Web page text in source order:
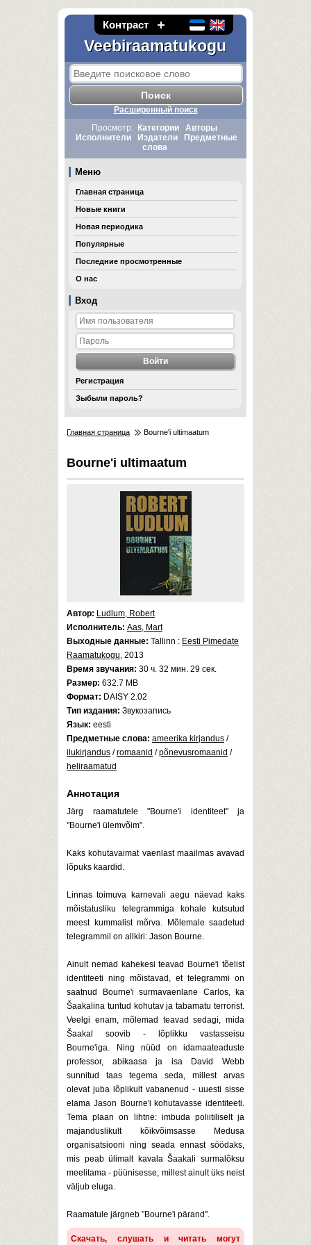
Контраст
Veebiraamatukogu
Вход
Регистрация
Зыбыли пароль?
Расширенный поиск
Просмотр:
Категории
Авторы
Исполнители
Издатели
Предметные
слова
Меню
Главная страница
Новые книги
Новая периодика
Популярные
Последние просмотренные
О нас
Главная страница Bourne'i ultimaatum
Bourne'i ultimaatum
Автор: Ludlum, Robert
Исполнитель: Aas, Mart
Выходные данные: Tallinn : Eesti Pimedate
Raamatukogu, 2013
Время звучания: 30 ч. 32 мин. 29 сек.
Размер: 632.7 MB
Формат: DAISY 2.02
Тип издания: Звукозапись
Язык: eesti
Предметные слова: ameerika kirjandus /
ilukirjandus /romaanid /põnevusromaanid /
heliraamatud
Аннотация
Järg raamatutele "Bourne'i identiteet" ja
"Bourne'i ülemvõim".
Kaks kohutavaimat vaenlast maailmas avavad
lõpuks kaardid.
Linnas toimuva karnevali aegu näevad kaks
mõistatusliku telegrammiga kohale kutsutud
meest kummalist mõrva. Mõlemale saadetud
telegrammil on allkiri: Jason Bourne.
Ainult nemad kahekesi teavad Bourne'i tõelist
identiteeti ning mõistavad, et telegrammi on
saatnud Bourne'i surmavaenlane Carlos, ka
Šaakalina tuntud kohutav ja tabamatu terrorist.
Veelgi enam, mõlemad teavad sedagi, mida
Šaakal soovib - lõplikku vastasseisu
Bourne'iga. Ning nüüd on idamaateaduste
professor, abikaasa ja isa David Webb
sunnitud taas tegema seda, millest arvas
olevat juba lõplikult vabanenud - uuesti sisse
elama Jason Bourne'i kohutavasse identiteeti.
Tema plaan on lihtne: imbuda poliitiliselt ja
majanduslikult kõikvõimsasse Medusa
organisatsiooni ning seada ennast söödaks,
mis peab ülimalt kavala Šaakali surmalõksu
meelitama - püünisesse, millest ainult üks neist
väljub eluga.
Raamatule järgneb "Bourne'i pärand".
Скачать, слушать и читать могут